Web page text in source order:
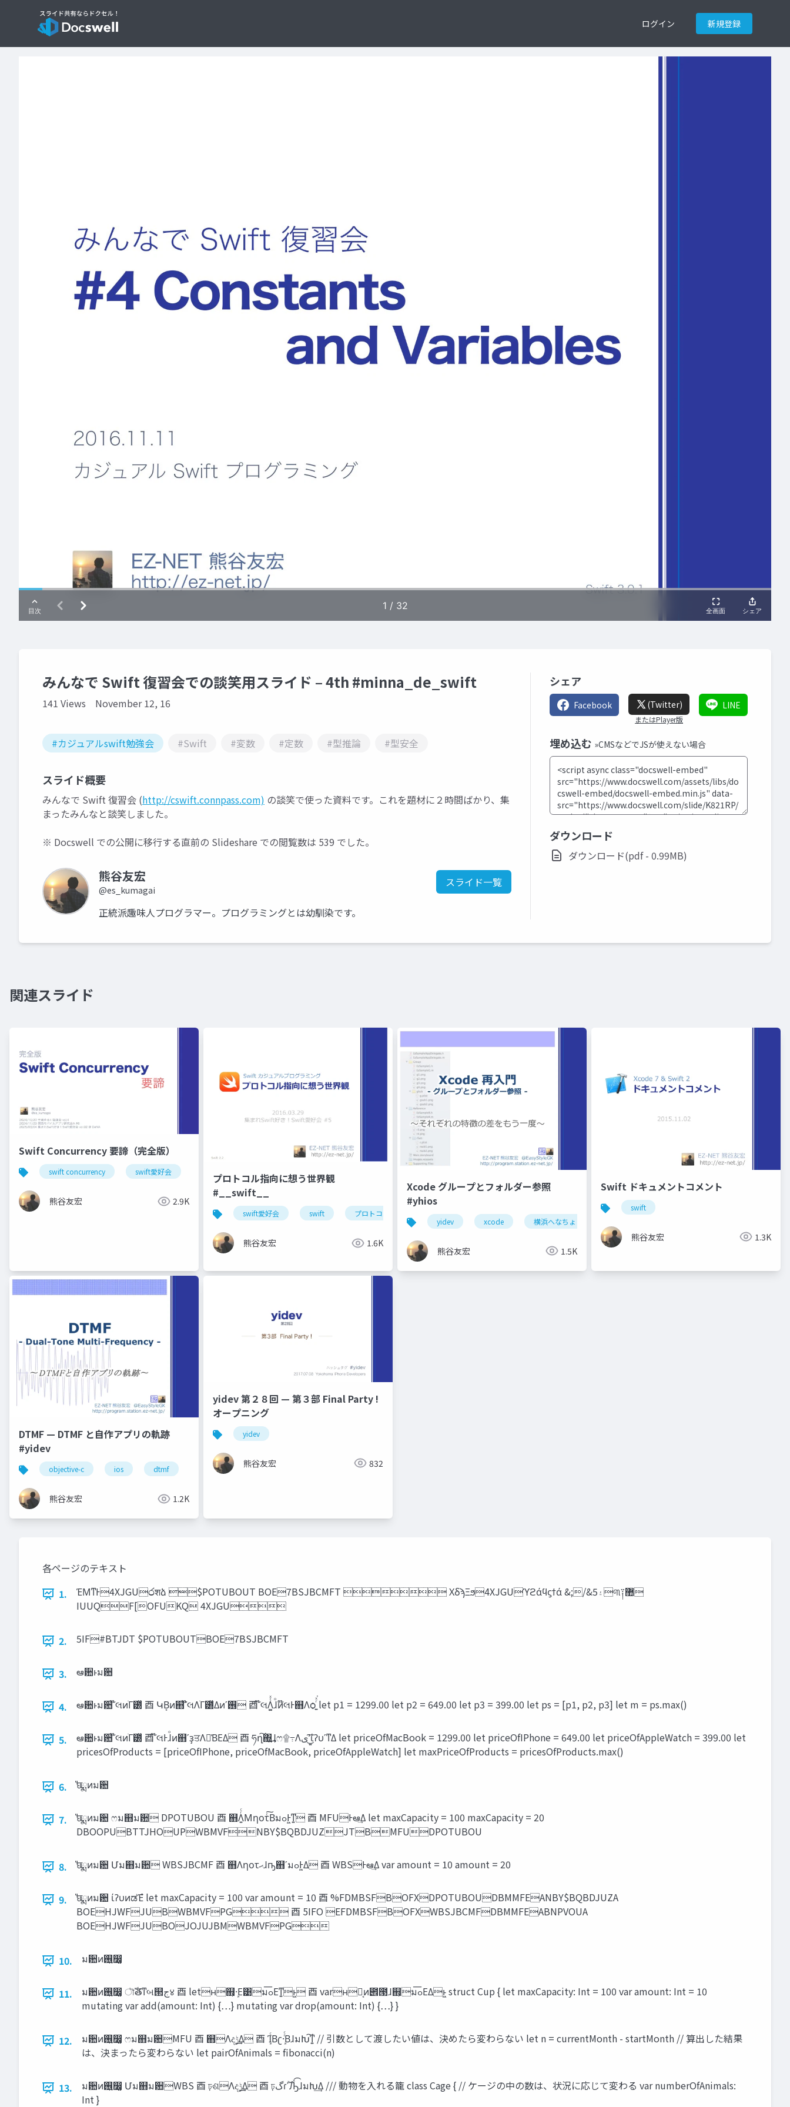
ログイン 新規登録
みんなで Swift 復習会での談笑用スライド – 4th #minna_de_swift
141 Views November 12, 16
#カジュアルswift勉強会 #Swift #変数 #定数 #型推論 #型安全
スライド概要
みんなで Swift 復習会 (http://cswift.connpass.com) の談笑で使った資料です。これを題材に２時間ばかり、集
まったみんなと談笑しました。
※ Docswell での公開に移行する直前の Slideshare での閲覧数は 539 でした。
熊谷友宏
@es_kumagai
スライド一覧
正統派趣味人プログラマー。プログラミングとは幼馴染です。
シェア
Facebook (Twitter)
またはPlayer版
LINE
埋め込む »CMSなどでJSが使えない場合
ダウンロード
ダウンロード(pdf - 0.99MB)
関連スライド
Swift Concurrency 要諦（完全版）
swift concurrency swift愛好会
熊谷友宏 2.9K
プロトコル指向に想う世界観
#__swift__
swift愛好会 swift プロトコル指向
熊谷友宏 1.6K
Xcode グループとフォルダー参照
#yhios
yidev xcode 横浜へなちょこ勉強会
熊谷友宏 1.5K
Swift ドキュメントコメント
swift
熊谷友宏 1.3K
DTMF — DTMF と自作アプリの軌跡
#yidev
objective-c ios dtmf オーディオ yidev
熊谷友宏 1.2K
yidev 第２８回 — 第３部 Final Party !
オープニング
yidev
熊谷友宏 832
各ページのテキスト
1.
ΈΜͳͰ4XJGU෮शձ $POTUBOUT BOE7BSJBCMFT  ΧδϡΞϧ4XJGUϓϩάϥϛϯά &;/&5‫۽‬୩༑޺
IUUQF[OFUKQ 4XJGU
2. 5IF#BTJDT $POTUBOUTBOE7BSJBCMFT
3. ఆ਺ͱม਺
4. ఆ਺ͱม਺ ໊લͷׂΓ౰ͯ ⾣ ԿΒ͔ͷ஋ʹ໊લΛׂΓ౰ͯΔͷʹ࢖͏ ⾣ ໊લΛ͚ͭͯɺͦͷ໊લͰ஋Λѻ͍ͬͯ͘ let p1 = 1299.00 let p2 = 649.00 let p3 = 399.00 let ps = [p1, p2, p3] let m = ps.max()
5.
ఆ਺ͱม਺ ໊લͷׂΓ౰ͯ ⾣ ໊લͰɺͦͷ஋ʹҙਤΛఴ͑ΒΕΔ ⾣ ཧղ͠΍͍͢ɺෆ۩߹Λ‫͍͘ʹ͜͠ى‬ίʔυʹͳΔ let priceOfMacBook = 1299.00 let priceOfIPhone = 649.00 let priceOfAppleWatch = 399.00 let
pricesOfProducts = [priceOfIPhone, priceOfMacBook, priceOfAppleWatch] let maxPriceOfProducts = pricesOfProducts.max()
6. ̎छྨͷม਺
7.
̎छྨͷม਺ ෆม஋ม਺ DPOTUBOU ⾣ ஋Λ͍ͬͨΜηοτͨ͠ΒมߋͰ͖ͳ͍ ⾣ MFUͰఆٛ͢Δ let maxCapacity = 100 maxCapacity = 20
DBOOPUBTTJHOUPWBMVFNBY$BQBDJUZJTBMFUDPOTUBOU
8. ̎छྨͷม਺ Մม஋ม਺ WBSJBCMF ⾣ ஋Ληοτ‫ޙ‬ɺҧ͏஋ʹมߋͰ͖Δ ⾣ WBSͰఆٛ͢Δ var amount = 10 amount = 20
9.
̎छྨͷม਺ ίʔυͷಡΈํ let maxCapacity = 100 var amount = 10 ⾣ %FDMBSFBOFXDPOTUBOUDBMMFEANBY$BQBDJUZA
BOEHJWFJUBWBMVFPG ⾣ 5IFO EFDMBSFBOFXWBSJBCMFDBMMFEABNPVOUA
BOEHJWFJUBOJOJUJBMWBMVFPG
10. ม਺ͷ࢖͍෼͚
11.
ม਺ͷ࢖͍෼͚ ৗࣝతͳબ୒‫ج‬४ ⾣ letʜ஋͕ܾ·Ε͹มߋ͞Εͳ͍ͱ͖ ⾣ varʜԿ͔ͷ౎౓ɺ஋͕มߋ͞ΕΔͱ͖ struct Cup { let maxCapacity: Int = 100 var amount: Int = 10
mutating var add(amount: Int) {…} mutating var drop(amount: Int) {…} }
12.
ม਺ͷ࢖͍෼͚ ෆม஋ม਺MFU ⾣ ஋Λද‫͢ݱ‬Δ ⾣ ܾΊͨΒʗܾ·ͬͨΒɺมԽ͠ͳ͍ // 引数として渡したい値は、決めたら変わらない let n = currentMonth - startMonth // 算出した結果
は、決まったら変わらない let pairOfAnimals = fibonacci(n)
13.
ม਺ͷ࢖͍෼͚ Մม஋ม਺WBS ⾣ ঢ়ଶΛද‫͢ݱ‬Δ ⾣ ঢ়‫گ‬ɾ࣌ؒʹԠͯ͡ɺมԽ͢Δ /// 動物を入れる籠 class Cage { // ケージの中の数は、状況に応じて変わる var numberOfAnimals:
Int }